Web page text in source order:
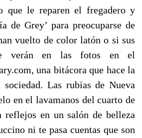
que le reparen el fregadero y
de Grey’ para preocuparse de
vuelto de color latón o si sus
verán en las fotos en el
una bitácora que hace la
Las rubias de Nueva
en el lavamanos del cuarto de
reflejos en un salón de belleza
ni te pasa cuentas que son